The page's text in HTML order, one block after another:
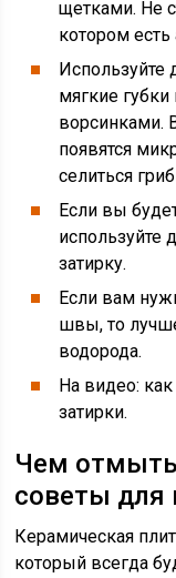
щетками. Не
котором
Используйте
мягкие
ворсинками.
появятся
селиться
Если вы
затирку.
Если вам
швы, то
водорода.
На видео:
затирки.
Чем отмыть
советы для
Керамическая
который всегда